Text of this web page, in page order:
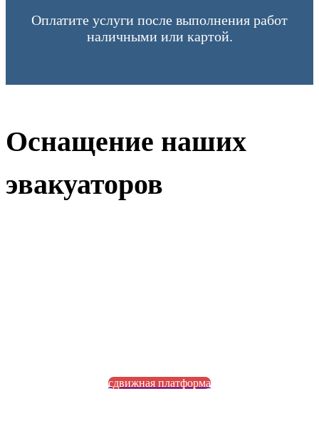
Оплатите услуги после выполнения работ
наличными или картой.
Оснащение наших
эвакуаторов
сдвижная платформа